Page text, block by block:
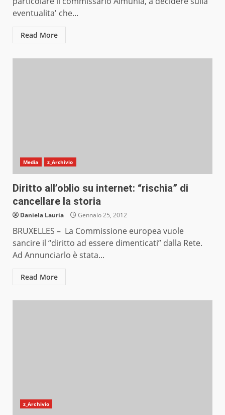
eventualita' che...
Read More
Media z_Archivio
Diritto all’oblio su internet: “rischia” di
cancellare la storia
Daniela Lauria Gennaio 25, 2012
BRUXELLES – La Commissione europea vuole
sancire il “diritto ad essere dimenticati” dalla Rete.
Ad Annunciarlo è stata...
Read More
z_Archivio